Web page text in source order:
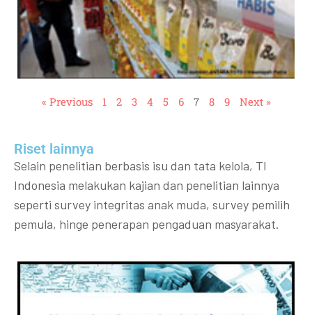
« Previous 1 2 3 4 5 6 7 8 9 Next »
Riset lainnya​​
Selain penelitian berbasis isu dan tata kelola, TI
Indonesia melakukan kajian dan penelitian lainnya
seperti survey integritas anak muda, survey pemilih
pemula, hinge penerapan pengaduan masyarakat.